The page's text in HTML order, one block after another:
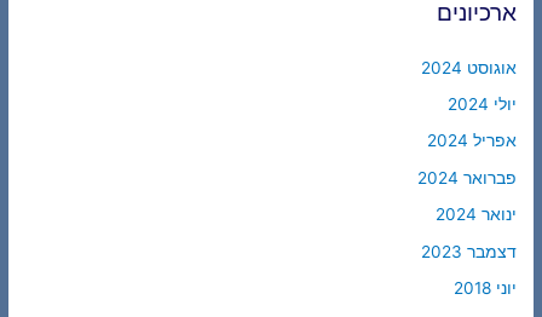
ארכיונים
אוגוסט 2024
יולי 2024
אפריל 2024
פברואר 2024
ינואר 2024
דצמבר 2023
יוני 2018